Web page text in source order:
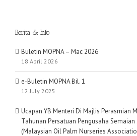
Berita & Info
Buletin MOPNA – Mac 2026
18 April 2026
e-Buletin MOPNA Bil. 1
12 July 2025
Ucapan YB Menteri Di Majlis Perasmian
Tahunan Persatuan Pengusaha
(Malaysian Oil Palm Nurseries